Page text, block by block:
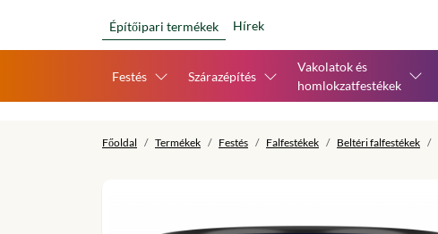
Építőipari termékek Hírek
Festés Szárazépítés
Vakolatok és
homlokzatfestékek
Főoldal Termékek Festés Falfestékek Beltéri falfestékek